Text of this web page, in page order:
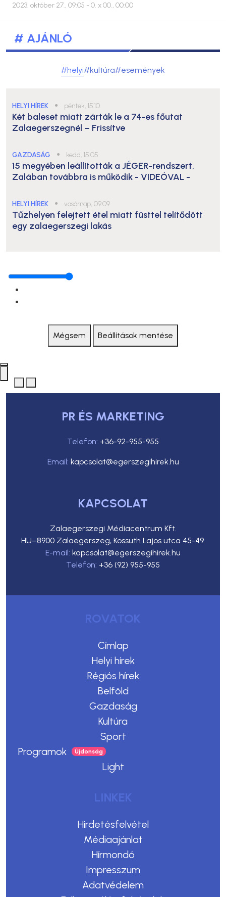
2023. október 27., 09:05 - 0. x 00., 00:00
# AJÁNLÓ
#helyi#kultúra#események
HELYI HÍREK ● péntek, 15:10
Két baleset miatt zárták le a 74-es főutat
Zalaegerszegnél – Frissítve
GAZDASÁG ● kedd, 15:05
15 megyében leállították a JÉGER-rendszert,
Zalában továbbra is működik - VIDEÓVAL -
HELYI HÍREK ● vasárnap, 09:09
Tűzhelyen felejtett étel miatt füsttel telítődött
egy zalaegerszegi lakás
Mégsem Beállítások mentése
PR ÉS MARKETING
Telefon: +36-92-955-955
Email: kapcsolat@egerszegihirek.hu
KAPCSOLAT
Zalaegerszegi Médiacentrum Kft.
HU–8900 Zalaegerszeg, Kossuth Lajos utca 45-49.
E-mail: kapcsolat@egerszegihirek.hu
Telefon: +36 (92) 955-955
ROVATOK
Címlap
Helyi hírek
Régiós hírek
Belföld
Gazdaság
Kultúra
Sport
Programok
Light
LINKEK
Hirdetésfelvétel
Médiaajánlat
Hírmondó
Impresszum
Adatvédelem